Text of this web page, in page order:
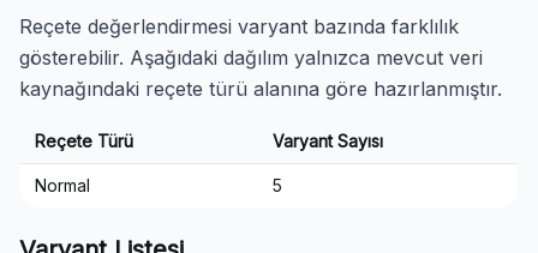
Reçete değerlendirmesi varyant bazında farklılık
gösterebilir. Aşağıdaki dağılım yalnızca mevcut veri
kaynağındaki reçete türü alanına göre hazırlanmıştır.
Reçete Türü Varyant Sayısı
Normal 5